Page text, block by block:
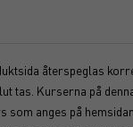
återspeglas
tas. Kurserna på
anges på